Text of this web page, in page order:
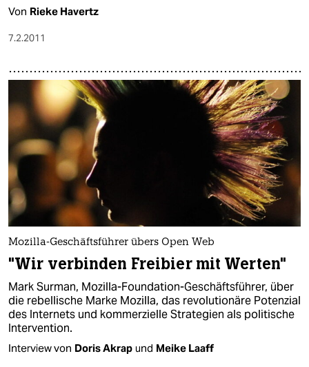
Von Rieke Havertz
7.2.2011
Mozilla-Geschäftsführer übers Open Web
"Wir verbinden Freibier mit Werten"
Mark Surman, Mozilla-Foundation-Geschäftsführer, über
die rebellische Marke Mozilla, das revolutionäre Potenzial
des Internets und kommerzielle Strategien als politische
Intervention.
Interview von Doris Akrap und Meike Laaff